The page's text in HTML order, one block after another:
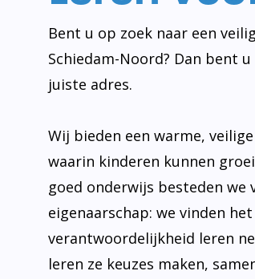
Bent u op zoek naar een
Schiedam-Noord? Dan bent
juiste adres.
Wij bieden een warme,
waarin kinderen kunnen
goed onderwijs besteden we
eigenaarschap: we vinden
verantwoordelijkheid leren
leren ze keuzes maken,